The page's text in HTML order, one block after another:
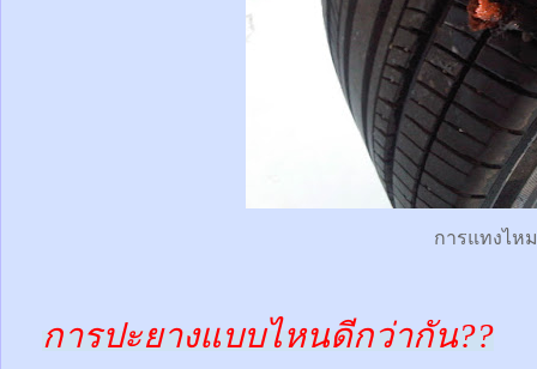
การแทงไหม
การปะยางแบบไหนดีกว่ากัน??